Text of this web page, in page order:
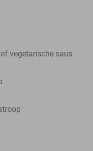
vegetarische saus